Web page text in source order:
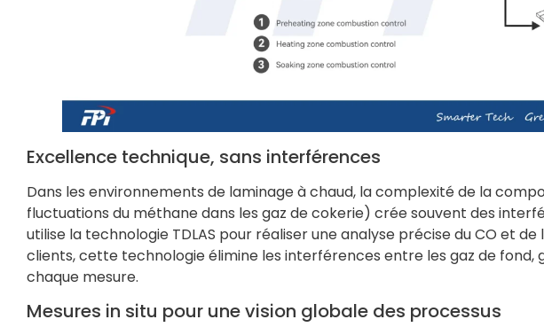
Excellence technique, sans interférences
Dans les environnements de laminage à chaud, la complexité de la
fluctuations du méthane dans les gaz de cokerie) crée souvent des
utilise la technologie TDLAS pour réaliser une analyse précise du CO et de
clients, cette technologie élimine les interférences entre les gaz de
chaque mesure.
Mesures in situ pour une vision globale des processus